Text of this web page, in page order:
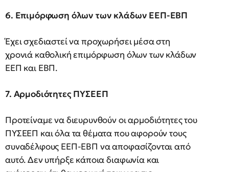
6. Επιμόρφωση όλων των κλάδων ΕΕΠ-ΕΒΠ
Έχει σχεδιαστεί να προχωρήσει μέσα στη
χρονιά καθολική επιμόρφωση όλων των κλάδων
ΕΕΠ και ΕΒΠ.
7. Αρμοδιότητες ΠΥΣΕΕΠ
Προτείναμε να διευρυνθούν οι αρμοδιότητες του
ΠΥΣΕΕΠ και όλα τα θέματα που αφορούν τους
συναδέλφους ΕΕΠ-ΕΒΠ να αποφασίζονται από
αυτό. Δεν υπήρξε κάποια διαφωνία και